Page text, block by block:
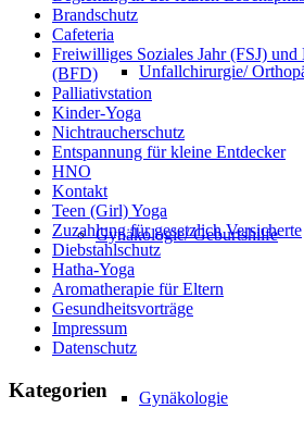
Unfallchirurgie/
Gynäkologie/ Geburtshilfe
Gynäkologie
Brandschutz
Cafeteria
Freiwilliges Soziales Jahr (FSJ)
(BFD)
Palliativstation
Kinder-Yoga
Nichtraucherschutz
Entspannung für kleine Entdecker
HNO
Kontakt
Teen (Girl) Yoga
Zuzahlung für gesetzlich Versicherte
Diebstahlschutz
Hatha-Yoga
Aromatherapie für Eltern
Gesundheitsvorträge
Impressum
Datenschutz
Kategorien